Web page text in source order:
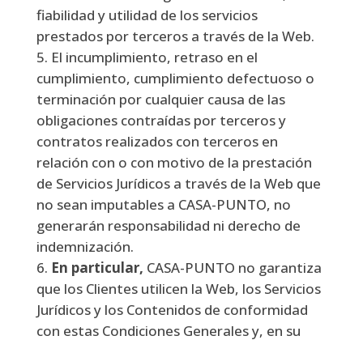
fiabilidad y utilidad de los servicios
prestados por terceros a través de la Web.
El incumplimiento, retraso en el
cumplimiento, cumplimiento defectuoso o
terminación por cualquier causa de las
obligaciones contraídas por terceros y
contratos realizados con terceros en
relación con o con motivo de la prestación
de Servicios Jurídicos a través de la Web que
no sean imputables a CASA-PUNTO, no
generarán responsabilidad ni derecho de
indemnización.
En particular, CASA-PUNTO no garantiza
que los Clientes utilicen la Web, los Servicios
Jurídicos y los Contenidos de conformidad
con estas Condiciones Generales y, en su